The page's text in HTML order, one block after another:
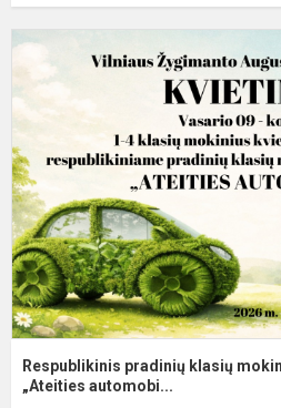
Respublikinis pradinių klasių
„Ateities automobi...